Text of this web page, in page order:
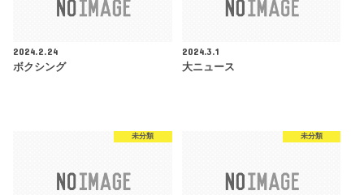
2024.2.24
ボクシング
2024.3.1
大ニュース
未分類 未分類